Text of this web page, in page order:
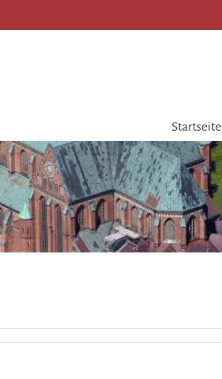
Startseite